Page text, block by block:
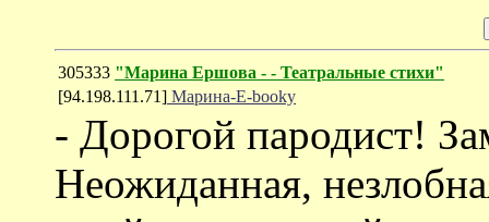
305333 "Марина Ершова - - Театральные стихи"
[94.198.111.71] Марина-E-booky
- Дорогой пародист!
Неожиданная,